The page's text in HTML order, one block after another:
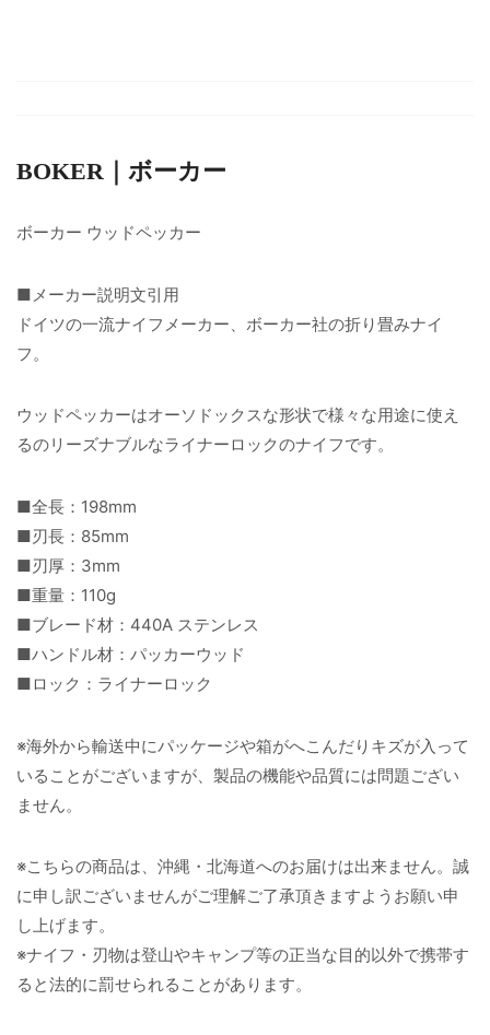
BOKER｜ボーカー
ボーカー ウッドペッカー
■メーカー説明文引用
ドイツの一流ナイフメーカー、ボーカー社の折り畳みナイ
フ。
ウッドペッカーはオーソドックスな形状で様々な用途に使え
るのリーズナブルなライナーロックのナイフです。
■全長：198mm
■刃長：85mm
■刃厚：3mm
■重量：110g
■ブレード材：440A ステンレス
■ハンドル材：パッカーウッド
■ロック：ライナーロック
※海外から輸送中にパッケージや箱がへこんだりキズが入って
いることがございますが、製品の機能や品質には問題ござい
ません。
※こちらの商品は、沖縄・北海道へのお届けは出来ません。誠
に申し訳ございませんがご理解ご了承頂きますようお願い申
し上げます。
※ナイフ・刃物は登山やキャンプ等の正当な目的以外で携帯す
ると法的に罰せられることがあります。